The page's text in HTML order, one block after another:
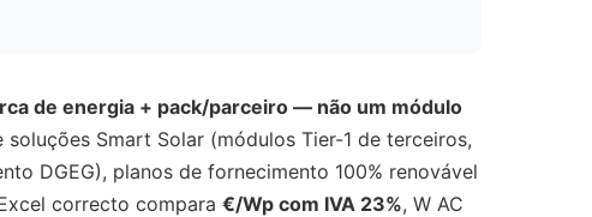
de energia + pack/parceiro — não um módulo
Smart Solar (módulos Tier-1 de terceiros,
DGEG), planos de fornecimento 100% renovável
correcto compara €/Wp com IVA 23%, W AC